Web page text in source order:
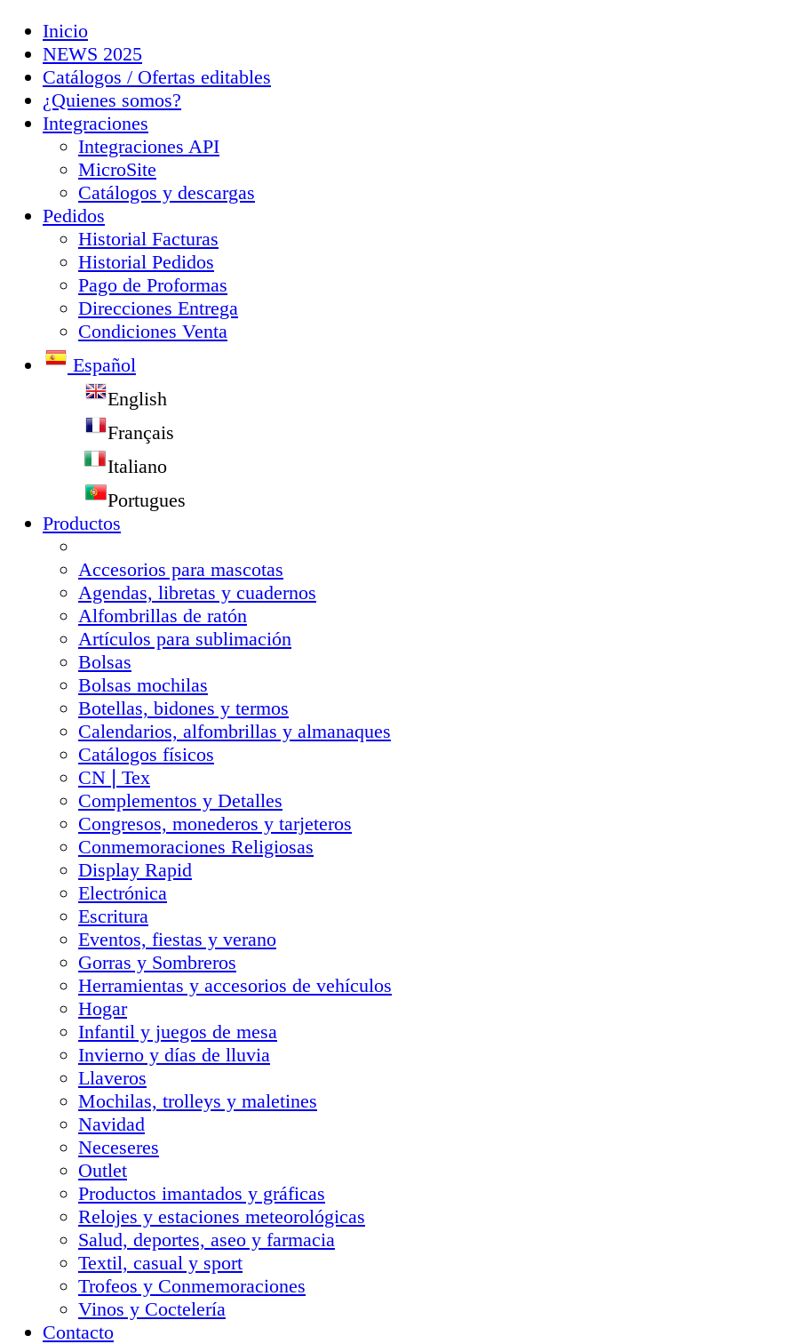
Inicio
NEWS 2025
Catálogos / Ofertas editables
¿Quienes somos?
Integraciones
Integraciones API
MicroSite
Catálogos y descargas
Pedidos
Historial Facturas
Historial Pedidos
Pago de Proformas
Direcciones Entrega
Condiciones Venta
Español
English
Français
Italiano
Portugues
Productos
Accesorios para mascotas
Agendas, libretas y cuadernos
Alfombrillas de ratón
Artículos para sublimación
Bolsas
Bolsas mochilas
Botellas, bidones y termos
Calendarios, alfombrillas y almanaques
Catálogos físicos
CN❘Tex
Complementos y Detalles
Congresos, monederos y tarjeteros
Conmemoraciones Religiosas
Display Rapid
Electrónica
Escritura
Eventos, fiestas y verano
Gorras y Sombreros
Herramientas y accesorios de vehículos
Hogar
Infantil y juegos de mesa
Invierno y días de lluvia
Llaveros
Mochilas, trolleys y maletines
Navidad
Neceseres
Outlet
Productos imantados y gráficas
Relojes y estaciones meteorológicas
Salud, deportes, aseo y farmacia
Textil, casual y sport
Trofeos y Conmemoraciones
Vinos y Coctelería
Contacto